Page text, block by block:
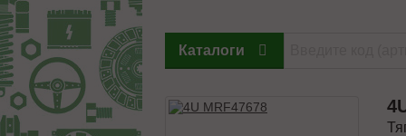
Каталоги